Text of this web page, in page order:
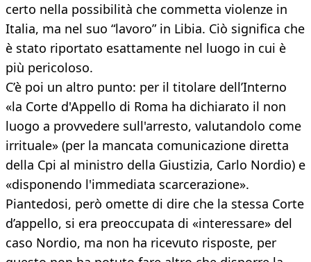
certo nella possibilità che commetta violenze in
Italia, ma nel suo “lavoro” in Libia. Ciò significa che
è stato riportato esattamente nel luogo in cui è
più pericoloso.
C’è poi un altro punto: per il titolare dell’Interno
«la Corte d'Appello di Roma ha dichiarato il non
luogo a provvedere sull'arresto, valutandolo come
irrituale» (per la mancata comunicazione diretta
della Cpi al ministro della Giustizia, Carlo Nordio) e
«disponendo l'immediata scarcerazione».
Piantedosi, però omette di dire che la stessa Corte
d’appello, si era preoccupata di «interessare» del
caso Nordio, ma non ha ricevuto risposte, per